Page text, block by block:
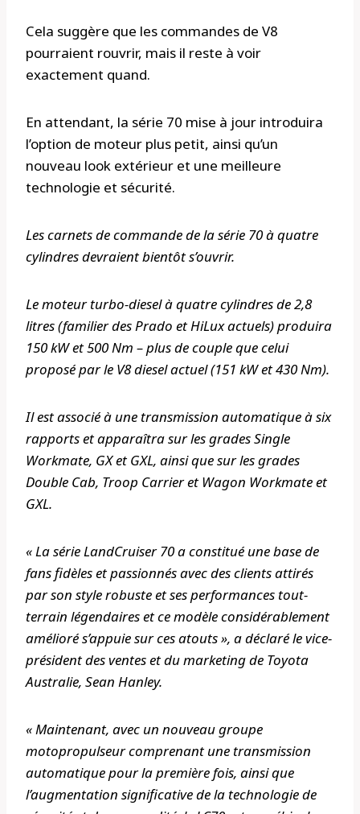
Cela suggère que les commandes de V8
pourraient rouvrir, mais il reste à voir
exactement quand.
En attendant, la série 70 mise à jour introduira
l’option de moteur plus petit, ainsi qu’un
nouveau look extérieur et une meilleure
technologie et sécurité.
Les carnets de commande de la série 70 à quatre
cylindres devraient bientôt s’ouvrir.
Le moteur turbo-diesel à quatre cylindres de 2,8
litres (familier des Prado et HiLux actuels) produira
150 kW et 500 Nm – plus de couple que celui
proposé par le V8 diesel actuel (151 kW et 430 Nm).
Il est associé à une transmission automatique à six
rapports et apparaîtra sur les grades Single
Workmate, GX et GXL, ainsi que sur les grades
Double Cab, Troop Carrier et Wagon Workmate et
GXL.
« La série LandCruiser 70 a constitué une base de
fans fidèles et passionnés avec des clients attirés
par son style robuste et ses performances tout-
terrain légendaires et ce modèle considérablement
amélioré s’appuie sur ces atouts », a déclaré le vice-
président des ventes et du marketing de Toyota
Australie, Sean Hanley.
« Maintenant, avec un nouveau groupe
motopropulseur comprenant une transmission
automatique pour la première fois, ainsi que
l’augmentation significative de la technologie de